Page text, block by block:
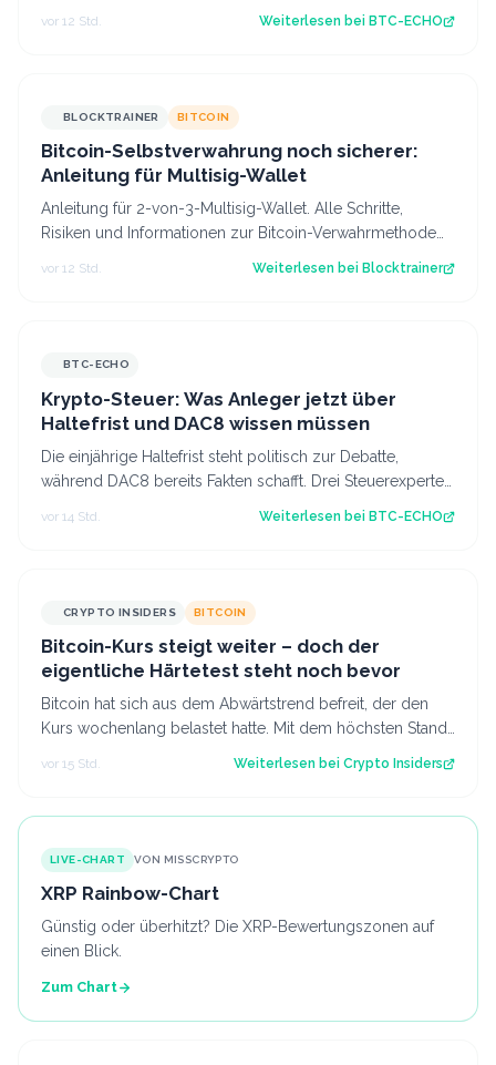
vor 12 Std. Weiterlesen bei BTC-ECHO
BLOCKTRAINER BITCOIN
Bitcoin-Selbstverwahrung noch sicherer:
Anleitung für Multisig-Wallet
Anleitung für 2-von-3-Multisig-Wallet. Alle Schritte,
Risiken und Informationen zur Bitcoin-Verwahrmethode
für Profis, die vor dem Coldcard-…
vor 12 Std. Weiterlesen bei Blocktrainer
BTC-ECHO
Krypto-Steuer: Was Anleger jetzt über
Haltefrist und DAC8 wissen müssen
Die einjährige Haltefrist steht politisch zur Debatte,
während DAC8 bereits Fakten schafft. Drei Steuerexperten
vor 14 Std. Weiterlesen bei BTC-ECHO
CRYPTO INSIDERS BITCOIN
Bitcoin-Kurs steigt weiter – doch der
eigentliche Härtetest steht noch bevor
Bitcoin hat sich aus dem Abwärtstrend befreit, der den
Kurs wochenlang belastet hatte. Mit dem höchsten Stand
vor 15 Std. Weiterlesen bei Crypto Insiders
LIVE-CHART VON MISSCRYPTO
XRP Rainbow-Chart
Günstig oder überhitzt? Die XRP-Bewertungszonen auf
einen Blick.
Zum Chart